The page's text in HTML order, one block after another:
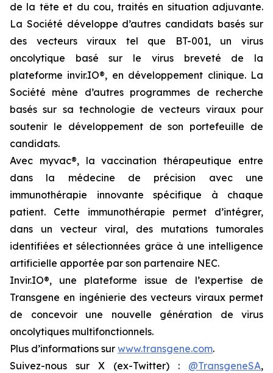
de la tête et du cou, traités en situation adjuvante.
La Société développe d’autres candidats basés sur
des vecteurs viraux tel que BT-001, un virus
oncolytique basé sur le virus breveté de la
plateforme invir.IO®, en développement clinique. La
Société mène d’autres programmes de recherche
basés sur sa technologie de vecteurs viraux pour
soutenir le développement de son portefeuille de
candidats.
Avec myvac®, la vaccination thérapeutique entre
dans la médecine de précision avec une
immunothérapie innovante spécifique à chaque
patient. Cette immunothérapie permet d’intégrer,
dans un vecteur viral, des mutations tumorales
identifiées et sélectionnées grâce à une intelligence
artificielle apportée par son partenaire NEC.
Invir.IO®, une plateforme issue de l’expertise de
Transgene en ingénierie des vecteurs viraux permet
de concevoir une nouvelle génération de virus
oncolytiques multifonctionnels.
Plus d’informations sur www.transgene.com.
Suivez-nous sur X (ex-Twitter) : @TransgeneSA,